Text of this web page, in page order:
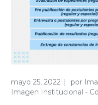
mayo 25, 2022 por
Imagen Institucional -